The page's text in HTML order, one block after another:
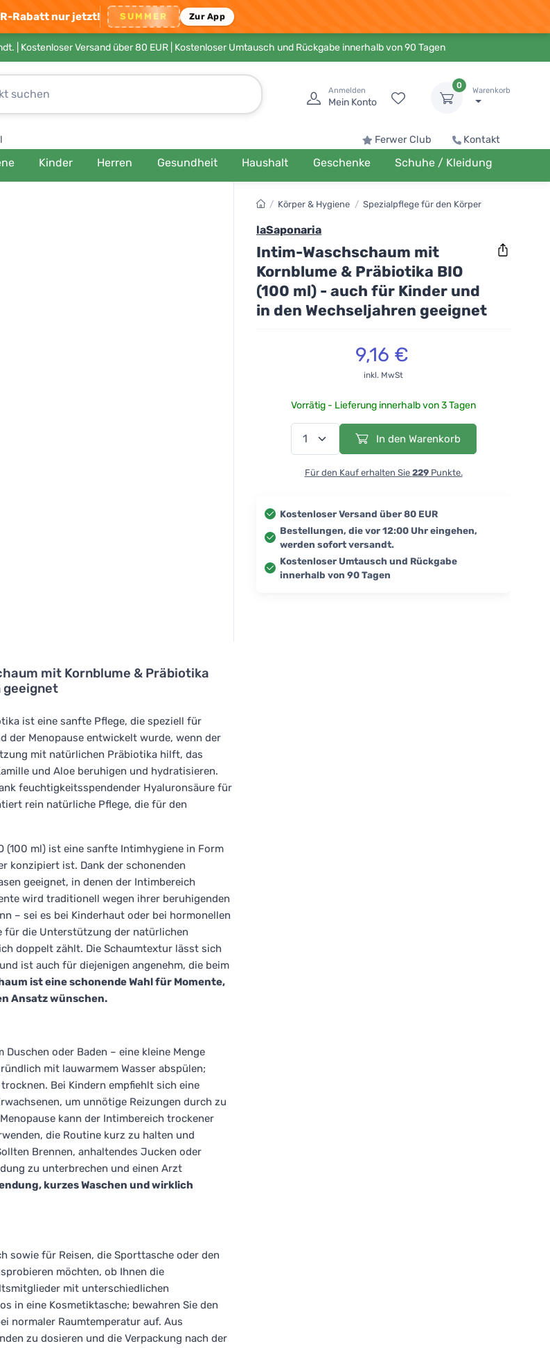
Rabatt nur jetzt! SUMMER Zur App
| Kostenloser Versand über 80 EUR | Kostenloser Umtausch und Rückgabe innerhalb von 90 Tagen
Anmelden
Mein Konto
0
Warenkorb
Ferwer Club Kontakt
Kinder Herren Gesundheit Haushalt Geschenke Schuhe / Kleidung
mit Kornblume & Präbiotika
geeignet
ist eine sanfte Pflege, die speziell für
der Menopause entwickelt wurde, wenn der
mit natürlichen Präbiotika hilft, das
und Aloe beruhigen und hydratisieren.
feuchtigkeitsspendender Hyaluronsäure für
rein natürliche Pflege, die für den
(100 ml) ist eine sanfte Intimhygiene in Form
konzipiert ist. Dank der schonenden
geeignet, in denen der Intimbereich
wird traditionell wegen ihrer beruhigenden
– sei es bei Kinderhaut oder bei hormonellen
für die Unterstützung der natürlichen
doppelt zählt. Die Schaumtextur lässt sich
ist auch für diejenigen angenehm, die beim
ist eine schonende Wahl für Momente,
Ansatz wünschen.
oder Baden – eine kleine Menge
mit lauwarmem Wasser abspülen;
Bei Kindern empfiehlt sich eine
um unnötige Reizungen durch zu
kann der Intimbereich trockener
die Routine kurz zu halten und
Brennen, anhaltendes Jucken oder
zu unterbrechen und einen Arzt
kurzes Waschen und wirklich
sowie für Reisen, die Sporttasche oder den
möchten, ob Ihnen die
mit unterschiedlichen
in eine Kosmetiktasche; bewahren Sie den
normaler Raumtemperatur auf. Aus
zu dosieren und die Verpackung nach der
/ Körper & Hygiene / Spezialpflege für den Körper
laSaponaria
Intim-Waschschaum mit
Kornblume & Präbiotika BIO
(100 ml) - auch für Kinder und
in den Wechseljahren geeignet
9,16 €
inkl. MwSt
Vorrätig - Lieferung innerhalb von 3 Tagen
In den Warenkorb
Für den Kauf erhalten Sie 229Punkte.
Kostenloser Versand über 80 EUR
Bestellungen, die vor 12:00 Uhr eingehen,
werden sofort versandt.
Kostenloser Umtausch und Rückgabe
innerhalb von 90 Tagen